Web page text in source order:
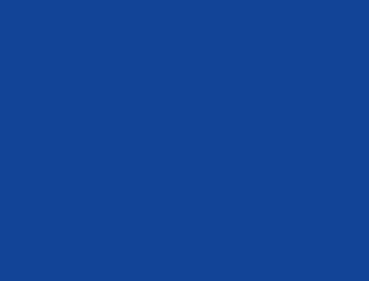
مالی و حسابداران بهتر بتوانند
این مسائل برای مدیران راحت تر
با مدیران اصلی ارتباط برقرار
نیست، شرکت ها کارهای زیادی
می شوند، هنگامی که یک نرم افزار
که تغییری در قانون به وجود می
روبرو شوند.